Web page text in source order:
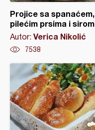
Projice sa spanaćem,
pilećim prsima i sirom
Autor: Verica Nikolić
7538